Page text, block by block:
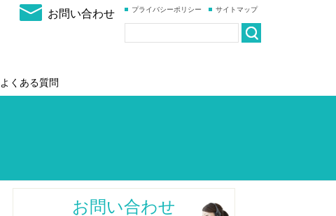
サイトマップ
プライバシーポリシー
お問い合わせ
よくある質問
お問い合わせ